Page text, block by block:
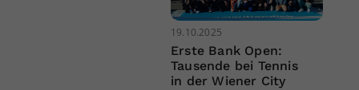
19.10.2025
Erste Bank Open:
Tausende bei Tennis
in der Wiener City